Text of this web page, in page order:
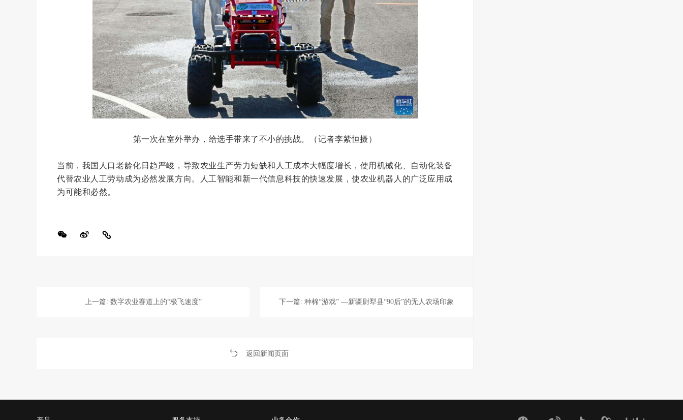
第一次在室外举办，给选手带来了不小的挑战。（记者李紫恒摄）
当前，我国人口老龄化日趋严峻，导致农业生产劳力短缺和人工成本大幅度增长，使用机械化、自动化装备
代替农业人工劳动成为必然发展方向。人工智能和新一代信息科技的快速发展，使农业机器人的广泛应用成
为可能和必然。
上一篇: 数字农业赛道上的“极飞速度” 下一篇: 种棉“游戏” —新疆尉犁县“90后”的无人农场印象
返回新闻页面